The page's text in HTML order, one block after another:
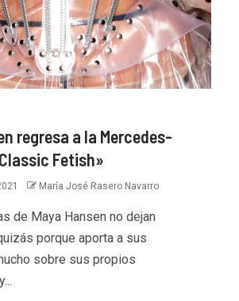
regresa a la Mercedes-
Fetish»
María José Rasero Navarro
de Maya Hansen no dejan
porque aporta a sus
sobre sus propios